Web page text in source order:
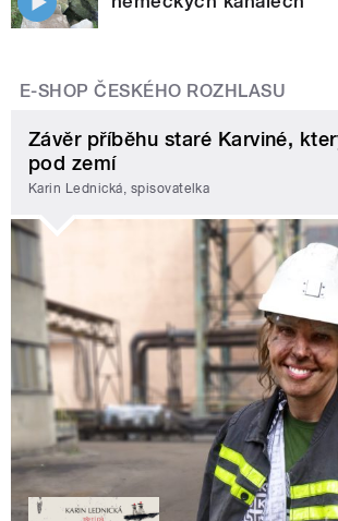
E-SHOP ČESKÉHO ROZHLASU
Závěr příběhu staré Karviné,
pod zemí
Karin Lednická, spisovatelka